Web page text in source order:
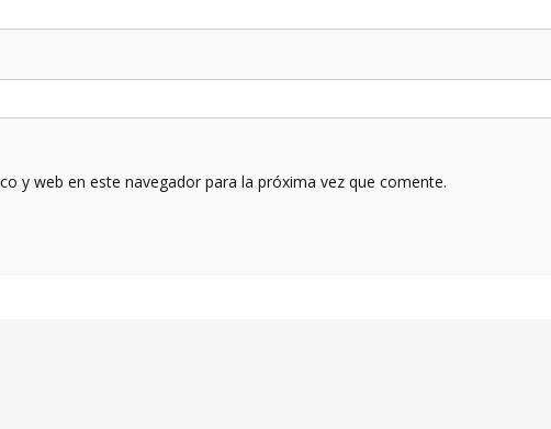
y web en este navegador para la próxima vez que comente.